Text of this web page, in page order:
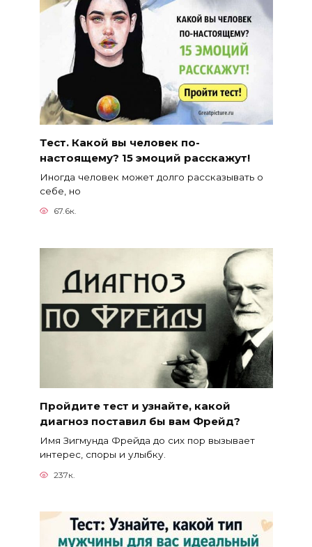
Тест. Какой вы человек по-
настоящему? 15 эмоций расскажут!
Иногда человек может долго рассказывать о
себе, но
67.6к.
Пройдите тест и узнайте, какой
диагноз поставил бы вам Фрейд?
Имя Зигмунда Фрейда до сих пор вызывает
интерес, споры и улыбку.
237к.